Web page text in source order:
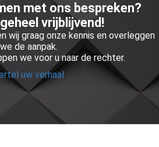
met ons bespreken?
vrijblijvend!
wij graag onze kennis en overleggen
we de aanpak.
we voor u naar de rechter.
uw verhaal